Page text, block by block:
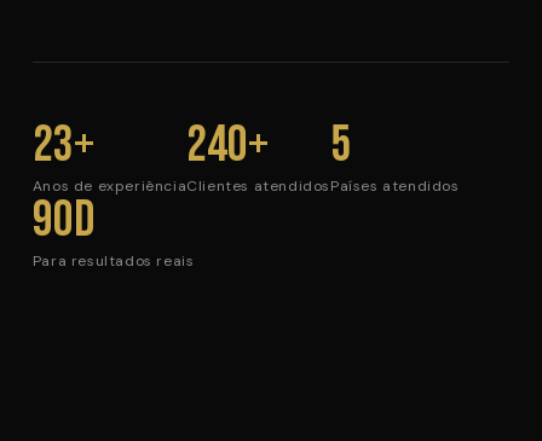
23+
Anos de experiência
240+
Clientes atendidos
5
Países atendidos
90d
Para resultados reais